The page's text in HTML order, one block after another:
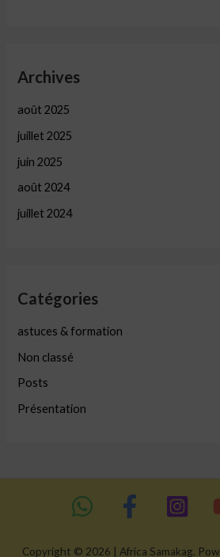
Archives
août 2025
juillet 2025
juin 2025
août 2024
juillet 2024
Catégories
astuces & formation
Non classé
Posts
Présentation
Copyright © 2026 | Africa Samakag.